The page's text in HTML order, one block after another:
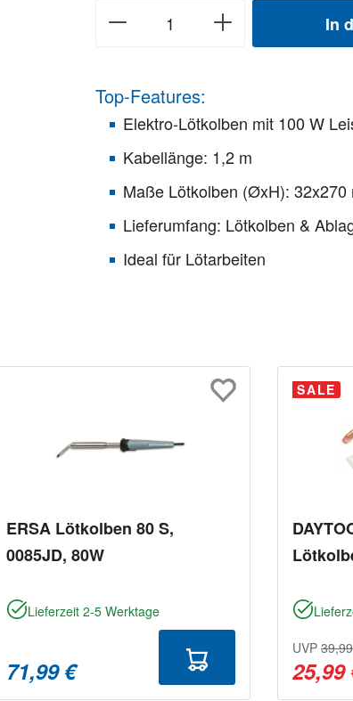
In
Top-Features:
Elektro-Lötkolben mit 100 W
Kabellänge: 1,2 m
Maße Lötkolben (ØxH): 32x270
Lieferumfang: Lötkolben &
Ideal für Lötarbeiten
ERSA Lötkolben 80 S,
0085JD, 80W
Lieferzeit 2-5 Werktage
71,99 €
SALE
UVP
25,99